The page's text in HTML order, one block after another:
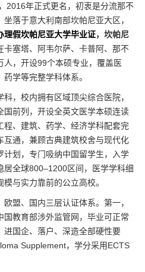
2016年正式更名，初衷是分流那不
落于意大利南部坎帕尼亚大区，
理假坎帕尼亚大学毕业证，坎帕尼
卡塞塔、阿韦尔萨、卡普阿、那不
，开设99个本硕专业，覆盖医
学等完整学科体系。
，校内拥有区域顶尖综合医院，
前列，开设全英文医学本硕连读
、建筑、药学、经济学科配套完
通，兼顾古典建筑校舍与现代化
划，专门吸纳中国留学生，入学
全球800–1200区间，医学学科细
与实力靠前的公立高校。
盟、国内三层认证体系。第一，
教育部涉外监管网，毕业可正常
国企、落户、深造全部硬性要
Supplement，学分采用ECTS